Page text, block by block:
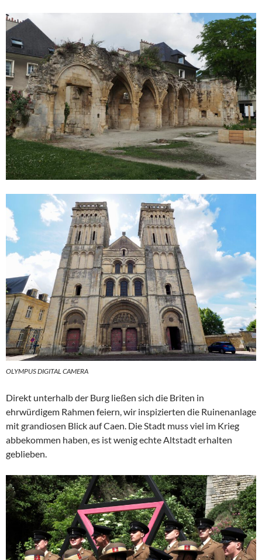
OLYMPUS DIGITAL CAMERA
Direkt unterhalb der Burg ließen sich die Briten in
ehrwürdigem Rahmen feiern, wir inspizierten die Ruinenanlage
mit grandiosen Blick auf Caen. Die Stadt muss viel im Krieg
abbekommen haben, es ist wenig echte Altstadt erhalten
geblieben.